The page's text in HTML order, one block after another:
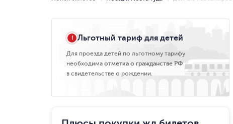
Льготный тариф для детей
Для проезда детей по льготному тарифу
необходима отметка о гражданстве РФ
в свидетельстве о рождении.